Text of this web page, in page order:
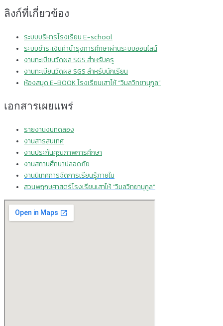
ลิงก์ที่เกี่ยวข้อง
ระบบบริหารโรงเรียน E-school
ระบบชำระเงินค่าบำรุงการศึกษาผ่านระบบออนไลน์
งานทะเบียนวัดผล SGS สำหรับครู
งานทะเบียนวัดผล SGS สำหรับนักเรียน
ห้องสมุด E-BOOK โรงเรียนเสาไห้ “วิมลวิทยานุกูล”
เอกสารเผยแพร่
รายงานงบทดลอง
งานสารสนเทศ
งานประกันคุณภาพการศึกษา
งานสถานศึกษาปลอดภัย
งานนิเทศการจัดการเรียนรู้ภายใน
สวนพฤกษศาสตร์โรงเรียนเสาไห้ “วิมลวิทยานุกูล”